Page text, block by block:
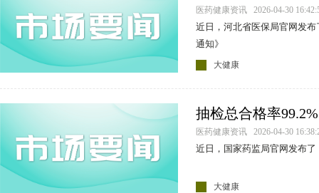
公示
医药健康资讯 2026-04-30
近日，河北省医保局官网发
通知》
大健康
抽检总合格率
炉！
医药健康资讯 2026-04-30
近日，国家药监局官网发布
大健康
承德颈复康药业集团有限公司